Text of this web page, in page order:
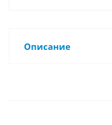
Описание